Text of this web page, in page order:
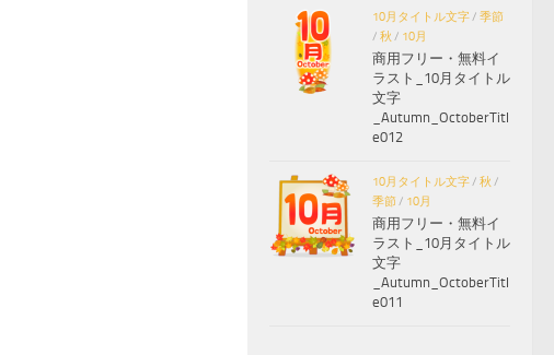
10月タイトル文字/ 季節
/ 秋 / 10月
商用フリー・無料イ
ラスト_10月タイトル
文字
_Autumn_OctoberTitl
e012
10月タイトル文字/ 秋 /
季節/ 10月
商用フリー・無料イ
ラスト_10月タイトル
文字
_Autumn_OctoberTitl
e011